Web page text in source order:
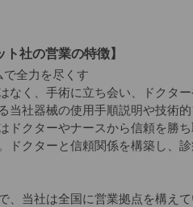
ト社の営業の特徴】
で全力を尽くす
なく、手術に立ち会い、ドクタ
当社器械の使用手順説明や技術的
ドクターやナースから信頼を勝
ドクターと信頼関係を構築し、
、当社は全国に営業拠点を構え